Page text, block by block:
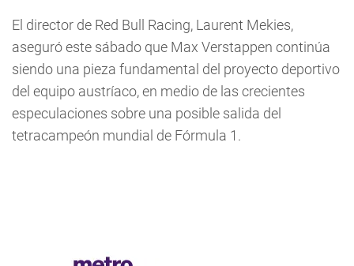
El director de Red Bull Racing, Laurent Mekies,
aseguró este sábado que Max Verstappen continúa
siendo una pieza fundamental del proyecto deportivo
del equipo austríaco, en medio de las crecientes
especulaciones sobre una posible salida del
tetracampeón mundial de Fórmula 1.